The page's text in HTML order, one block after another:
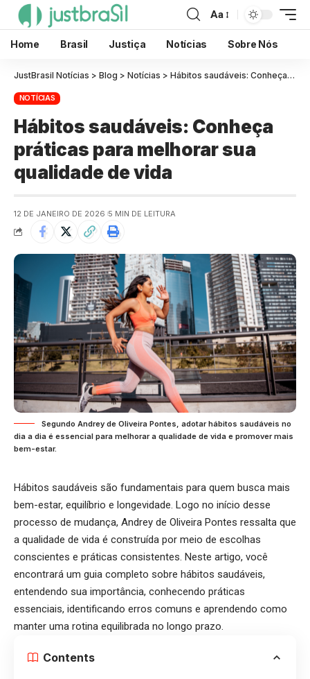
Aa
Home Brasil Justiça Notícias Sobre Nós
JustBrasil Notícias > Blog > Notícias > Hábitos saudáveis: Conheça práticas para melhorar sua qualidade de vida
NOTÍCIAS
Hábitos saudáveis: Conheça
práticas para melhorar sua
qualidade de vida
12 DE JANEIRO DE 2026 5 MIN DE LEITURA
Segundo Andrey de Oliveira Pontes, adotar hábitos saudáveis no
dia a dia é essencial para melhorar a qualidade de vida e promover mais
bem-estar.
Hábitos saudáveis são fundamentais para quem busca mais
bem-estar, equilíbrio e longevidade. Logo no início desse
processo de mudança, Andrey de Oliveira Pontes ressalta que
a qualidade de vida é construída por meio de escolhas
conscientes e práticas consistentes. Neste artigo, você
encontrará um guia completo sobre hábitos saudáveis,
entendendo sua importância, conhecendo práticas
essenciais, identificando erros comuns e aprendendo como
manter uma rotina equilibrada no longo prazo.
Contents